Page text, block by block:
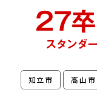
知立市 高山市